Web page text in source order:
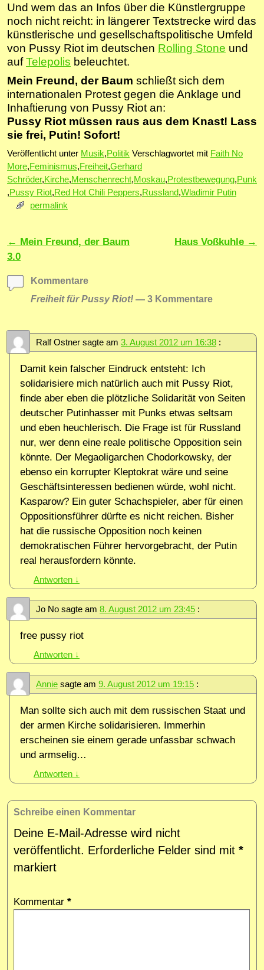
Und wem das an Infos über die Künstlergruppe
noch nicht reicht: in längerer Textstrecke wird das
künstlerische und gesellschaftspolitische Umfeld
von Pussy Riot im deutschen Rolling Stone und
aufTelepolis beleuchtet.
Mein Freund, der Baum schließt sich dem
internationalen Protest gegen die Anklage und
Inhaftierung von Pussy Riot an:
Pussy Riot müssen raus aus dem Knast! Lass
sie frei, Putin! Sofort!
Veröffentlicht unter Musik,Politik Verschlagwortet mit Faith No
More,Feminismus,Freiheit,Gerhard
Schröder,Kirche,Menschenrecht,Moskau,Protestbewegung,Punk
,Pussy Riot,Red Hot Chili Peppers,Russland,Wladimir Putin
permalink
Artikelnavigation
← Mein Freund, der Baum
3.0
Haus Voßkuhle →
Kommentare
Freiheit für Pussy Riot! — 3 Kommentare
Ralf Ostner sagte am 3. August 2012 um 16:38 :
Damit kein falscher Eindruck entsteht: Ich
solidarisiere mich natürlich auch mit Pussy Riot,
finde aber eben die plötzliche Solidarität von Seiten
deutscher Putinhasser mit Punks etwas seltsam
und eben heuchlerisch. Die Frage ist für Russland
nur, wer denn eine reale politische Opposition sein
könnte. Der Megaoligarchen Chodorkowsky, der
ebenso ein korrupter Kleptokrat wäre und seine
Geschäftsinteressen bedienen würde, wohl nicht.
Kasparow? Ein guter Schachspieler, aber für einen
Oppositionsführer dürfte es nicht reichen. Bisher
hat die russische Opposition noch keinen
demokratischen Führer hervorgebracht, der Putin
real herausfordern könnte.
Antworten ↓
Jo No sagte am 8. August 2012 um 23:45 :
free pussy riot
Antworten ↓
Annie sagte am 9. August 2012 um 19:15 :
Man sollte sich auch mit dem russischen Staat und
der armen Kirche solidarisieren. Immerhin
erscheinen sie einem gerade unfassbar schwach
und armselig…
Antworten ↓
Schreibe einen Kommentar
Deine E-Mail-Adresse wird nicht
veröffentlicht. Erforderliche Felder sind mit *
markiert
Kommentar *